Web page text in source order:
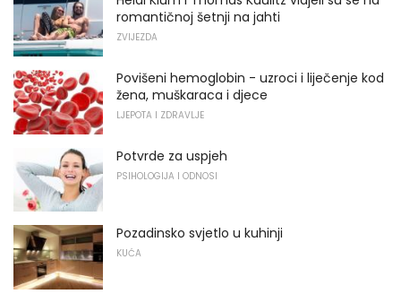
romantičnoj šetnji na jahti
ZVIJEZDA
Povišeni hemoglobin - uzroci i liječenje kod
žena, muškaraca i djece
LJEPOTA I ZDRAVLJE
Potvrde za uspjeh
PSIHOLOGIJA I ODNOSI
Pozadinsko svjetlo u kuhinji
KUĆA